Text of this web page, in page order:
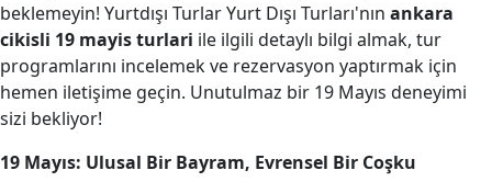
beklemeyin! Yurtdışı Turlar Yurt Dışı Turları'nın ankara
cikisli 19 mayis turlari ile ilgili detaylı bilgi almak, tur
programlarını incelemek ve rezervasyon yaptırmak için
hemen iletişime geçin. Unutulmaz bir 19 Mayıs deneyimi
sizi bekliyor!
19 Mayıs: Ulusal Bir Bayram, Evrensel Bir Coşku